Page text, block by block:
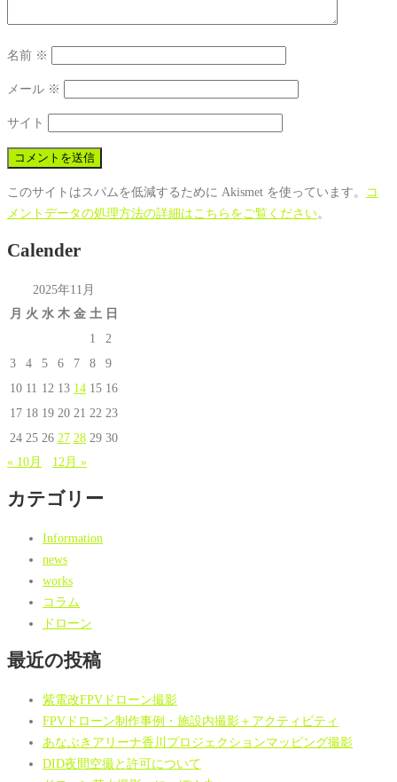
名前 ※
メール ※
サイト
このサイトはスパムを低減するために Akismet を使っています。
コ
メントデータの処理方法の詳細はこちらをご覧ください。
Calender
2025年11月
月 火 水 木 金 土 日
1
2
3
4 5 6 7 8
9
10 11 12 13 14 15 16
17 18 19 20 21 22 23
24 25 26 27 28 29 30
« 10月
12月 »
カテゴリー
Information
news
works
コラム
ドローン
最近の投稿
紫電改FPVドローン撮影
FPVドローン制作事例・施設内撮影＋アクティビティ
あなぶきアリーナ香川プロジェクションマッピング撮影
DID夜間空撮と許可について